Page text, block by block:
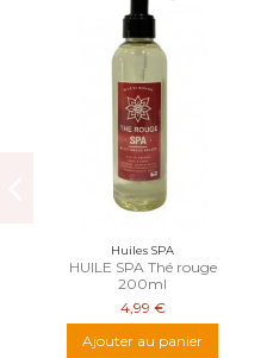
Huiles SPA
HUILE SPA Thé rouge
200ml
4,99 €
Ajouter au panier